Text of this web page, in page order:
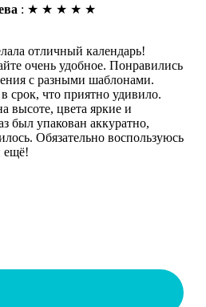
: ★ ★ ★ ★ ★
отличный календарь!
очень удобное. Понравились
с разными шаблонами.
срок, что приятно удивило.
высоте, цвета яркие и
был упакован аккуратно,
Обязательно воспользуюсь
ещё!